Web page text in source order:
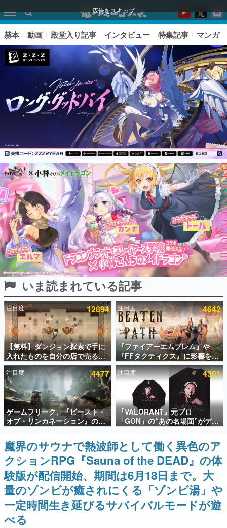
広告をスキップ
ピックアップ
電ファミのいま読まれている記事ランキング
アプリセール情報
インタビュー
連載・特集一覧
殿堂入り記事
SNS拡散数が数千以上！ ページビュー数万以上！ などな
ど。多くの人々に読まれた、電ファミ渾身の“殿堂入り”記
事をまとめました。
ゲームの企画書
名作ゲームクリエイターの方々に製作時のエピソードをお
聞きし、ヒットする企画（ゲーム）とは何か？を探ってい
きます。
赫本
この物語を解いてはいけない。『赫本』は、〈試験問題〉
の形をした短編ホラー小説集です。
新世代に訊く
これからのデジタルゲーム市場を担う若きクリエイター達
の姿を追い、彼らのルーツと情熱を探っていきます。
ゲーム世代の作家たち
ゲームに多大な影響を受けた作家さんに取材し、ゲームが
日本のコンテンツ産業やカルチャーに与えた影響を探る企
画です。
日本モバイルゲーム産業史
日本のモバイルゲーム史における主要なトピック・タイト
ルを網羅するほか、開発者へのインタビューや識者による
解説を掲載。約20年の歴史が一望できる決定版！
赫本 動画 殿堂入り記事 インタビュー 特集記事 マンガ
いま読まれている記事
注目度 12694
【無料】ダンジョン探索で手に
入れたものを自分の店で売るゲ
ーム『Moonlighter』がSteam
にて無料配布中！続編
『Moonlighter 2』の9月2日正
式リリースを記念したキャンペ
ーン
注目度 4642
『ファイアーエムブレム』や
『FFタクティクス』に影響を受
けた新作戦略RPG『Beaten
Path』2027年に発売へ。
PC（Steam）、PS5、Xbox、
Switch向けにリリース予定
注目度 4477
ゲームフリーク、『ビースト・
オブ・リンカネーション』の継
続的なアプデ方針を表明。ユー
ザーからの意見を真摯に受け止
めて対応へ。修正パッチは約1週
間以内に配信される予定
注目度 4301
『VALORANT』元プロ
「GON」の“あの名場面”がデザ
インされた新作グッズが本日8月
5日より期間限定で発売。Tシャ
ツやコインケース、アクキーな
どが全品受注生産で登場、過去
に発売したグッズの再販も
魔界のサウナで熱波師として働く異色のア
クションRPG『Sauna of the DEAD』の体
験版が配信開始、期間は6月18日まで。大
量のゾンビが癒されにくる「ゾンビ湯」や
一定時間生き延びるサバイバルモードが遊
べる